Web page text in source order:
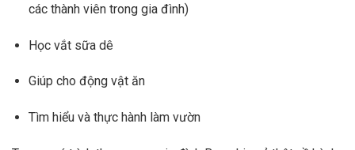
các thành viên trong gia đình)
Học vắt sữa dê
Giúp cho động vật ăn
Tìm hiểu và thực hành làm vườn